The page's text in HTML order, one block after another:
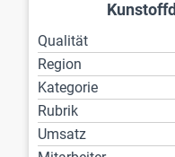
Qualität
Region
Kategorie
Rubrik
Umsatz